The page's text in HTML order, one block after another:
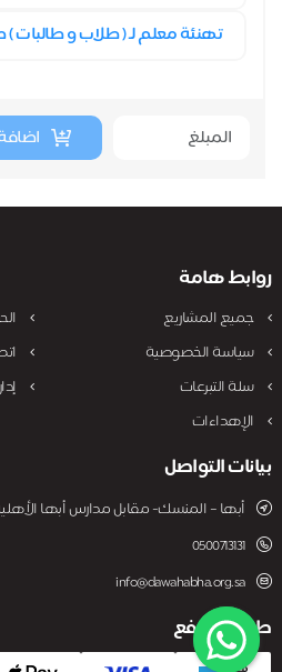
تهنئة معلم لـ ( طلاب و طالبات )
روابط هامة
جميع المشاريع
سياسة الخصوصية
سلة التبرعات
الإهداءات
بيانات التواصل
أبها – المنسك- مقابل مدارس أبها
0500713131
info@dawahabha.org.sa
طريقة الدفع